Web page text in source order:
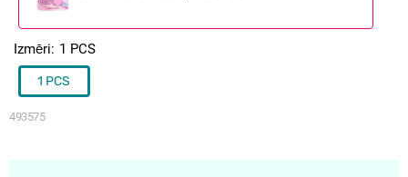
493575
Izmēri 1 PCS
1 PCS